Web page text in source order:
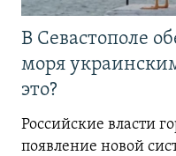
В Севастополе
моря
это?
Российские власти
появление новой